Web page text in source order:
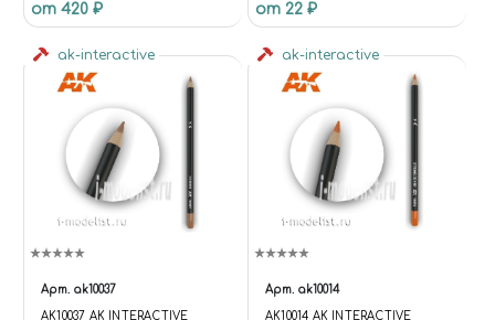
от 420 ₽ от 22 ₽
ak-interactive
Арт. ak10037
AK10037 AK INTERACTIVE
ak-interactive
Арт. ak10014
AK10014 AK INTERACTIVE